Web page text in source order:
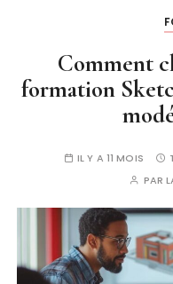
Comment
formation
IL Y A 11 MOIS
PAR